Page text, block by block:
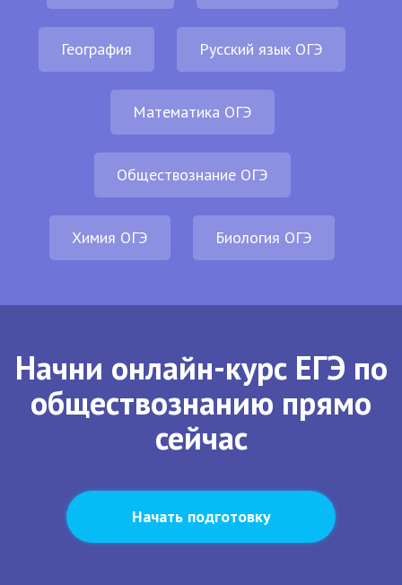
География Русский язык ОГЭ
Математика ОГЭ
Обществознание ОГЭ
Химия ОГЭ Биология ОГЭ
Начни онлайн-курс ЕГЭ по
обществознанию прямо
сейчас
Начать подготовку